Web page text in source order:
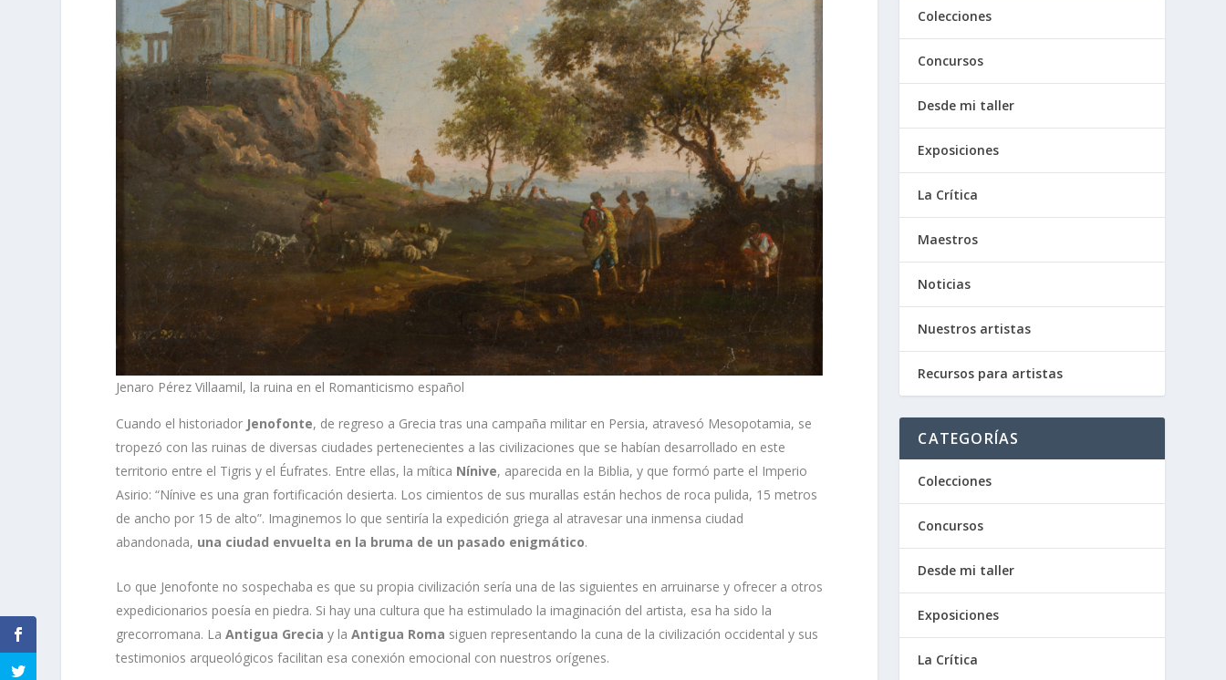
Jenaro Pérez Villaamil, la ruina en el Romanticismo español
Cuando el historiador Jenofonte, de regreso a Grecia tras una campaña militar en Persia, atravesó Mesopotamia, se
tropezó con las ruinas de diversas ciudades pertenecientes a las civilizaciones que se habían desarrollado en este
territorio entre el Tigris y el Éufrates. Entre ellas, la mítica Nínive, aparecida en la Biblia, y que formó parte el Imperio
Asirio: “Nínive es una gran fortificación desierta. Los cimientos de sus murallas están hechos de roca pulida, 15 metros
de ancho por 15 de alto”. Imaginemos lo que sentiría la expedición griega al atravesar una inmensa ciudad
abandonada, una ciudad envuelta en la bruma de un pasado enigmático.
Lo que Jenofonte no sospechaba es que su propia civilización sería una de las siguientes en arruinarse y ofrecer a otros
expedicionarios poesía en piedra. Si hay una cultura que ha estimulado la imaginación del artista, esa ha sido la
grecorromana. LaAntigua Grecia y laAntigua Roma siguen representando la cuna de la civilización occidental y sus
testimonios arqueológicos facilitan esa conexión emocional con nuestros orígenes.
Colecciones
Concursos
Desde mi taller
Exposiciones
La Crítica
Maestros
Noticias
Nuestros artistas
Recursos para artistas
CATEGORÍAS
Colecciones
Concursos
Desde mi taller
Exposiciones
La Crítica